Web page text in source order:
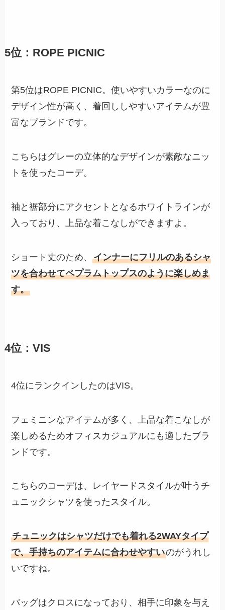
5位：ROPE PICNIC
第5位はROPE PICNIC。使いやすいカラーなのに
デザイン性が高く、着回ししやすいアイテムが豊
富なブランドです。
こちらはグレーの立体的なデザインが素敵なニッ
トを使ったコーデ。
袖と裾部分にアクセントとなるホワイトラインが
入っており、上品な着こなしができますよ。
ショート丈のため、インナーにフリルのあるシャ
ツを合わせてペプラムトップスのように楽しめま
す。
4位：VIS
4位にランクインしたのはVIS。
フェミニンなアイテムが多く、上品な着こなしが
楽しめるためオフィスカジュアルにも適したブラ
ンドです。
こちらのコーデは、レイヤードスタイルが叶うチ
ュニックシャツを使ったスタイル。
チュニックはシャツだけでも着れる2WAYタイプ
で、手持ちのアイテムに合わせやすいのがうれし
いですね。
バッグはクロスになっており、相手に印象を与え